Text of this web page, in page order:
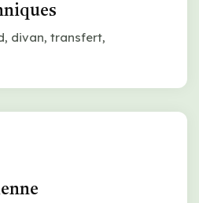
divan, transfert,